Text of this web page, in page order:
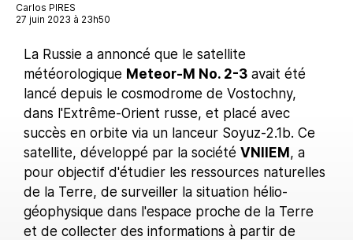
Carlos PIRES
27 juin 2023 à 23h50
La Russie a annoncé que le satellite
météorologique Meteor-M No. 2-3 avait été
lancé depuis le cosmodrome de Vostochny,
dans l'Extrême-Orient russe, et placé avec
succès en orbite via un lanceur Soyuz-2.1b. Ce
satellite, développé par la société VNIIEM, a
pour objectif d'étudier les ressources naturelles
de la Terre, de surveiller la situation hélio-
géophysique dans l'espace proche de la Terre
et de collecter des informations à partir de